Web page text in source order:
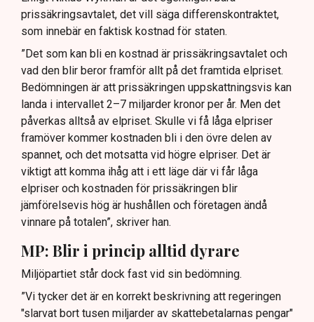
prissäkringsavtalet, det vill säga differenskontraktet,
som innebär en faktisk kostnad för staten.
”Det som kan bli en kostnad är prissäkringsavtalet och
vad den blir beror framför allt på det framtida elpriset.
Bedömningen är att prissäkringen uppskattningsvis kan
landa i intervallet 2–7 miljarder kronor per år. Men det
påverkas alltså av elpriset. Skulle vi få låga elpriser
framöver kommer kostnaden bli i den övre delen av
spannet, och det motsatta vid högre elpriser. Det är
viktigt att komma ihåg att i ett läge där vi får låga
elpriser och kostnaden för prissäkringen blir
jämförelsevis hög är hushållen och företagen ändå
vinnare på totalen”, skriver han.
MP: Blir i princip alltid dyrare
Miljöpartiet står dock fast vid sin bedömning.
”Vi tycker det är en korrekt beskrivning att regeringen
"slarvat bort tusen miljarder av skattebetalarnas pengar"